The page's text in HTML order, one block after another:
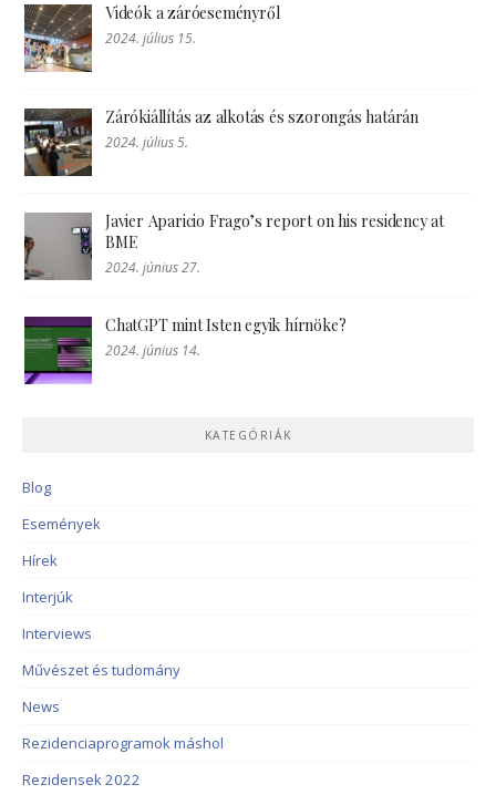
Videók a záróeseményről
2024. július 15.
Zárókiállítás az alkotás és szorongás határán
2024. július 5.
Javier Aparicio Frago’s report on his residency at
BME
2024. június 27.
ChatGPT mint Isten egyik hírnöke?
2024. június 14.
KATEGÓRIÁK
Blog
Események
Hírek
Interjúk
Interviews
Művészet és tudomány
News
Rezidenciaprogramok máshol
Rezidensek 2022